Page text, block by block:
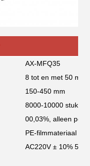
AX-MFQ35
8 tot en met 50 mm
150-450 mm
8000-10000 stuks/
00,03%, alleen
PE-filmmateriaal
AC220V ± 10%